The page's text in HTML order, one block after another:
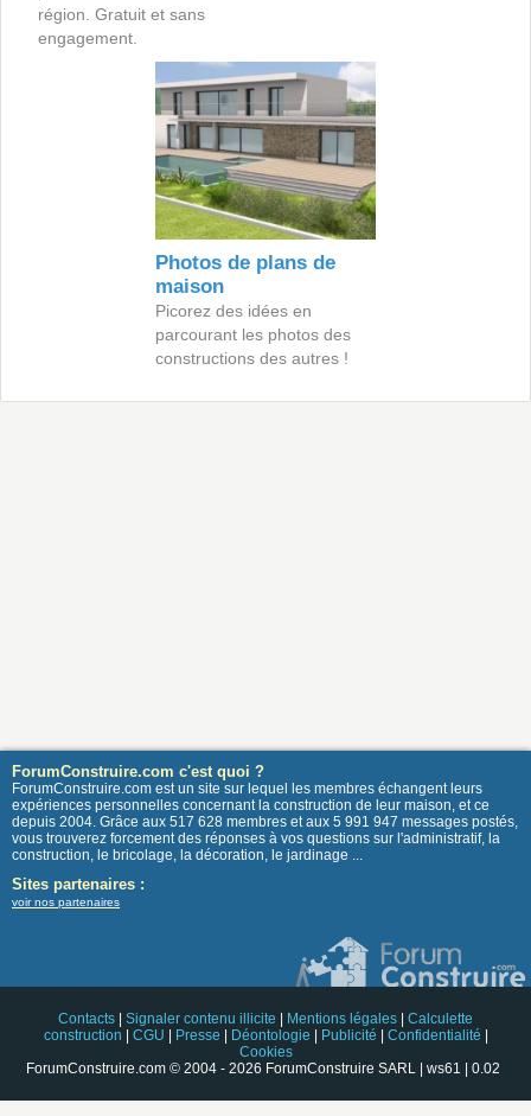
région. Gratuit et sans
engagement.
Photos de plans de
maison
Picorez des idées en
parcourant les photos des
constructions des autres !
ForumConstruire.com c'est quoi ?
ForumConstruire.com est un site sur lequel les membres échangent leurs
expériences personnelles concernant la construction de leur maison, et ce
depuis 2004. Grâce aux 517 628 membres et aux 5 991 947 messages postés,
vous trouverez forcement des réponses à vos questions sur l'administratif, la
construction, le bricolage, la décoration, le jardinage ...
Sites partenaires :
voir nos partenaires
Contacts Signaler contenu illicite Mentions légales
Calculette
construction
CGU Presse Déontologie Publicité Confidentialité
Cookies
ForumConstruire.com © 2004 - 2026 ForumConstruire SARL | ws61 | 0.02